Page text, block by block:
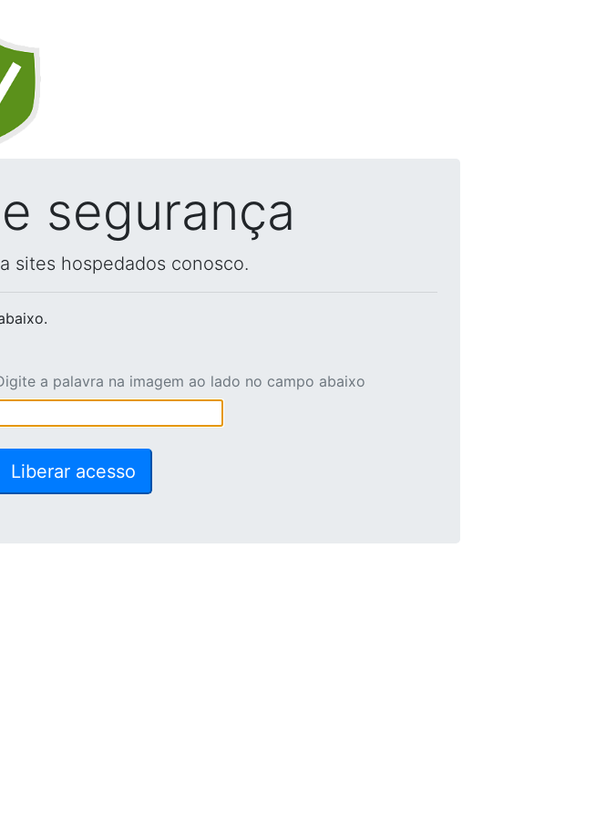
segurança
sites hospedados conosco.
a palavra na imagem ao lado no campo abaixo